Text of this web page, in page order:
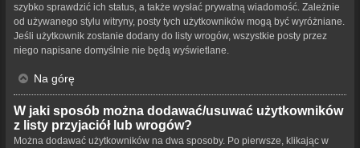
szybko sprawdzić ich status, a także wysłać prywatną wiadomość. Zależnie
od używanego stylu witryny, posty tych użytkowników mogą być wyróżniane.
Jeśli użytkownik zostanie dodany do listy wrogów, wszystkie posty przez
niego napisane domyślnie nie będą wyświetlane.
Na górę
W jaki sposób można dodawać/usuwać użytkowników
z listy przyjaciół lub wrogów?
Można dodawać użytkowników na dwa sposoby. Po pierwsze, klikając w